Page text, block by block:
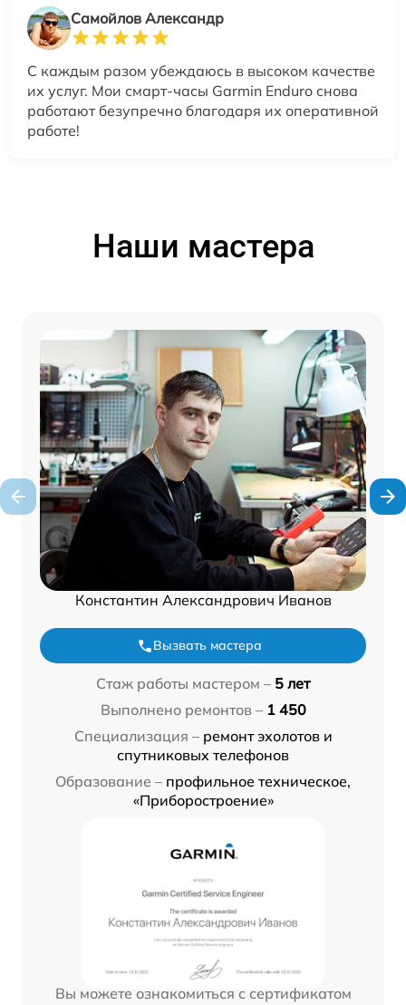
Самойлов Александр
С каждым разом убеждаюсь в высоком качестве
их услуг. Мои смарт-часы Garmin Enduro снова
работают безупречно благодаря их оперативной
работе!
Наши мастера
Константин Александрович Иванов
Вызвать мастера
Стаж работы мастером – 5 лет
Выполнено ремонтов – 1 450
Специализация – ремонт эхолотов и
спутниковых телефонов
Образование – профильное техническое,
«Приборостроение»
Вы можете ознакомиться с сертификатом